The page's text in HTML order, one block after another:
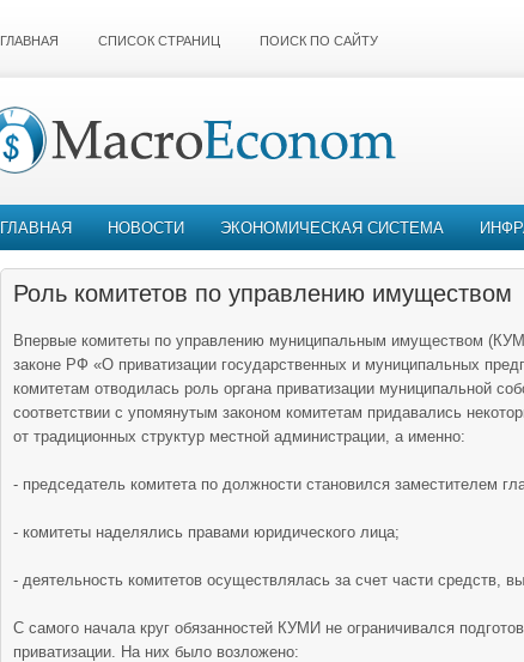
ГЛАВНАЯ СПИСОК СТРАНИЦ ПОИСК ПО САЙТУ
ГЛАВНАЯ НОВОСТИ ЭКОНОМИЧЕСКАЯ СИСТЕМА
Роль комитетов по управлению имуществом
Впервые комитеты по управлению муниципальным имуществом
законе РФ «О приватизации государственных и муниципальных
комитетам отводилась роль органа приватизации муниципальной
соответствии с упомянутым законом комитетам придавались
от традиционных структур местной администрации, а именно:
- председатель комитета по должности становился заместителем
- комитеты наделялись правами юридического лица;
- деятельность комитетов осуществлялась за счет части средств,
С самого начала круг обязанностей КУМИ не ограничивался
приватизации. На них было возложено: